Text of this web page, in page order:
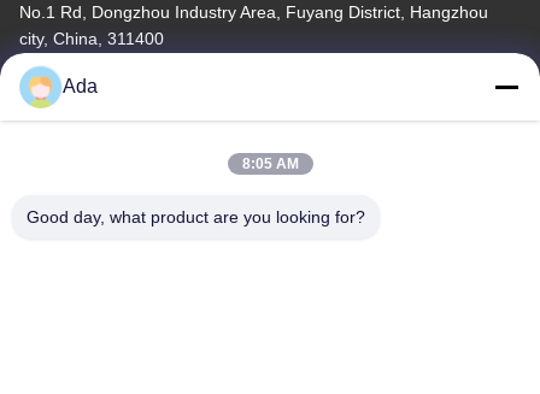
No.1 Rd, Dongzhou Industry Area, Fuyang District, Hangzhou
city, China, 311400
Tel.
86-571-63559816
Ada
8:05 AM
Good day, what product are you looking for?